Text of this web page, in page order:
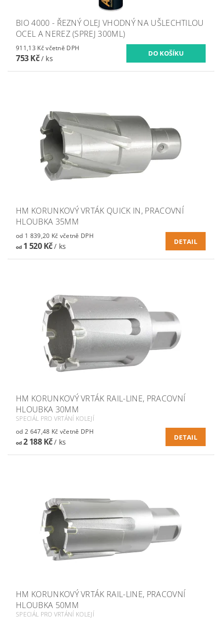
BIO 4000 - ŘEZNÝ OLEJ VHODNÝ NA UŠLECHTILOU
OCEL A NEREZ (SPREJ 300ML)
911,13 Kč včetně DPH
753 Kč/ ks
HM KORUNKOVÝ VRTÁK QUICK IN, PRACOVNÍ
HLOUBKA 35MM
od 1 839,20 Kč včetně DPH
od1 520 Kč/ ks
DETAIL
HM KORUNKOVÝ VRTÁK RAIL-LINE, PRACOVNÍ
HLOUBKA 30MM
SPECIÁL PRO VRTÁNÍ KOLEJÍ
od 2 647,48 Kč včetně DPH
od2 188 Kč/ ks
DETAIL
HM KORUNKOVÝ VRTÁK RAIL-LINE, PRACOVNÍ
HLOUBKA 50MM
SPECIÁL PRO VRTÁNÍ KOLEJÍ